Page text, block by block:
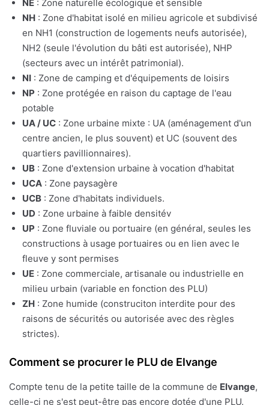
NE : Zone naturelle écologique et sensible
NH : Zone d'habitat isolé en milieu agricole et subdivisé
en NH1 (construction de logements neufs autorisée),
NH2 (seule l'évolution du bâti est autorisée), NHP
(secteurs avec un intérêt patrimonial).
NI : Zone de camping et d'équipements de loisirs
NP : Zone protégée en raison du captage de l'eau
potable
UA / UC : Zone urbaine mixte : UA (aménagement d'un
centre ancien, le plus souvent) et UC (souvent des
quartiers pavillionnaires).
UB : Zone d'extension urbaine à vocation d'habitat
UCA : Zone paysagère
UCB : Zone d'habitats individuels.
UD : Zone urbaine à faible densitév
UP : Zone fluviale ou portuaire (en général, seules les
constructions à usage portuaires ou en lien avec le
fleuve y sont permises
UE : Zone commerciale, artisanale ou industrielle en
milieu urbain (variable en fonction des PLU)
ZH : Zone humide (construciton interdite pour des
raisons de sécurités ou autorisée avec des règles
strictes).
Comment se procurer le PLU de Elvange
Compte tenu de la petite taille de la commune de Elvange,
celle-ci ne s'est peut-être pas encore dotée d'une PLU.